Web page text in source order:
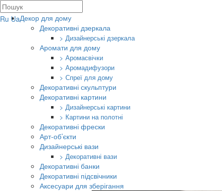
Ru UaДекор для дому
Декоративні дзеркала
> Дизайнерські дзеркала
Аромати для дому
> Аромасвічки
> Аромадифузори
> Спреї для дому
Декоративні скульптури
Декоративні картини
> Дизайнерські картини
> Картини на полотні
Декоративні фрески
Арт-об’єкти
Дизайнерські вази
> Декоративні вази
Декоративні банки
Декоративні підсвічники
Аксесуари для зберігання